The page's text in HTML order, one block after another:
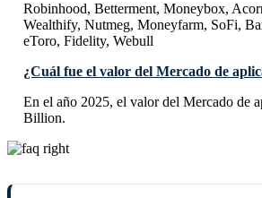
Robinhood, Betterment, Moneybox,
Wealthify, Nutmeg, Moneyfarm, SoFi,
eToro, Fidelity, Webull
¿Cuál fue el valor del Mercado de
En el año 2025, el valor del Mercado de
Billion.